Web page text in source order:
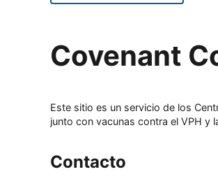
Covenant
Este sitio es un servicio de los
junto con vacunas contra el VPH y
Contacto